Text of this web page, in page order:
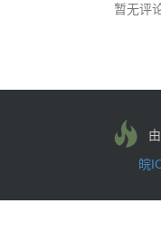
暂无评
皖